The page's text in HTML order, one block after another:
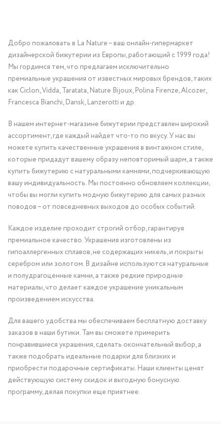
Добро пожаловать в La Nature – ваш онлайн-гипермаркет
дизайнерской бижутерии из Европы, работающий с 1999 года!
Мы гордимся тем, что предлагаем исключительно
премиальные украшения от известных мировых брендов, таких
как Ciclon, Vidda, Taratata, Nature Bijoux, Polina Firenze, Alcozer,
Francesca Bianchi, Dansk, Lanzerotti и др.
В нашем интернет-магазине бижутерии представлен широкий
ассортимент, где каждый найдет что-то по вкусу. У нас вы
можете купить качественные украшения в винтажном стиле,
которые придадут вашему образу неповторимый шарм, а также
купить бижутерию с натуральными камнями, подчеркивающую
вашу индивидуальность. Мы постоянно обновляем коллекции,
чтобы вы могли купить модную бижутерию для самых разных
поводов – от повседневных выходов до особых событий.
Каждое изделие проходит строгий отбор, гарантируя
премиальное качество. Украшения изготовлены из
гипоаллергенных сплавов, не содержащих никель, и покрыты
серебром или золотом. В дизайне используются натуральные
и полудрагоценные камни, а также редкие природные
материалы, что делает каждое украшение уникальным
произведением искусства.
Для вашего удобства мы обеспечиваем бесплатную доставку
заказов в наши бутики. Там вы сможете примерить
понравившиеся украшения, сделать окончательный выбор, а
также подобрать идеальные подарки для близких и
приобрести подарочные сертификаты. Наши клиенты ценят
действующую систему скидок и выгодную бонусную
программу, делая покупки еще приятнее.